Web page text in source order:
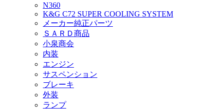
N360
K&G C72 SUPER COOLING SYSTEM
メーカー純正パーツ
ＳＡＲＤ商品
小泉商会
内装
エンジン
サスペンション
ブレーキ
外装
ランプ